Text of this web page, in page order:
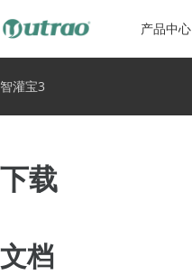
产品中心
智灌宝3
下载
文档